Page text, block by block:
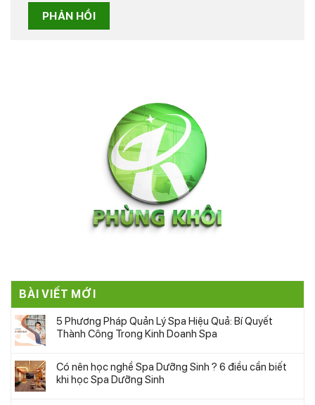
BÀI VIẾT MỚI
5 Phương Pháp Quản Lý Spa Hiệu Quả: Bí Quyết
Thành Công Trong Kinh Doanh Spa
Có nên học nghề Spa Dưỡng Sinh ? 6 điều cần biết
khi học Spa Dưỡng Sinh